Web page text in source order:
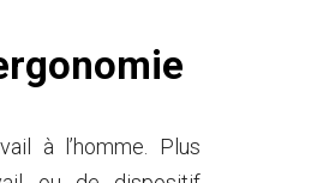
à l’homme. Plus